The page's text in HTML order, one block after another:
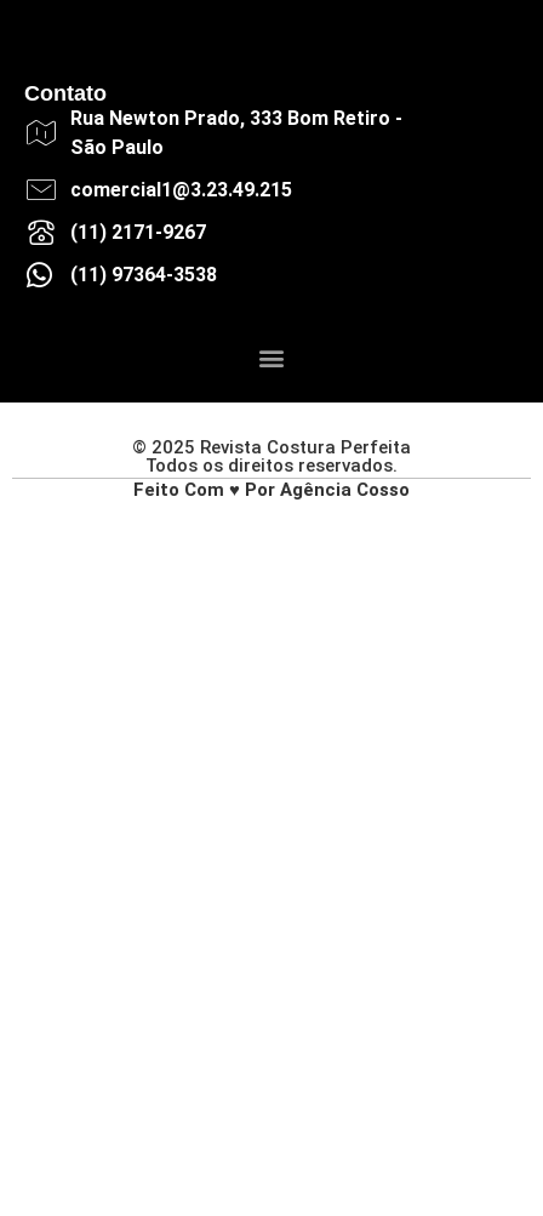
Contato
Rua Newton Prado, 333 Bom Retiro -
São Paulo
comercial1@3.23.49.215
(11) 2171-9267
(11) 97364-3538
© 2025 Revista Costura Perfeita
Todos os direitos reservados.
Feito Com ♥ Por Agência Cosso